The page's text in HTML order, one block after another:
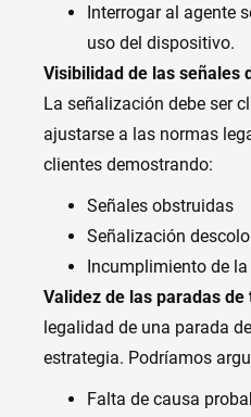
Interrogar al agente
uso del dispositivo.
Visibilidad de las señales
La señalización debe ser
ajustarse a las normas
clientes demostrando:
Señales obstruidas
Señalización
Incumplimiento de
Validez de las paradas de
legalidad de una parada
estrategia. Podríamos
Falta de causa